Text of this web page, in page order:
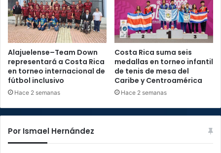
Alajuelense–Team Down
representará a Costa Rica
en torneo internacional de
fútbol inclusivo
Hace 2 semanas
Costa Rica suma seis
medallas en torneo infantil
de tenis de mesa del
Caribe y Centroamérica
Hace 2 semanas
Por Ismael Hernández